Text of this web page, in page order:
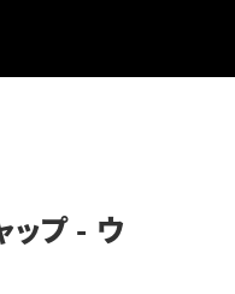
ップ - ウ